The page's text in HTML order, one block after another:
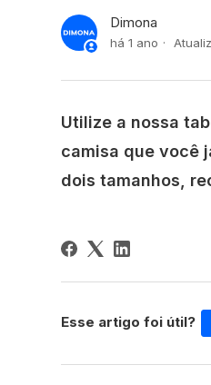
Dimona
há 1 ano
Utilize a nossa
camisa que você
dois tamanhos,
Esse artigo foi útil?